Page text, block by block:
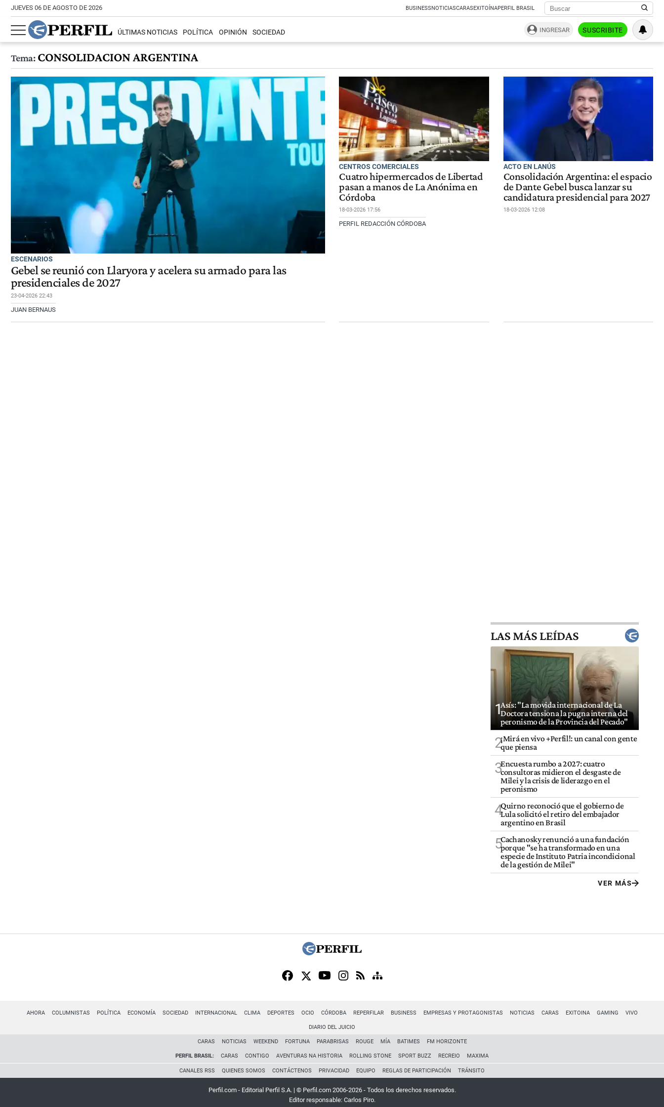
JUEVES 06 DE AGOSTO DE 2026 BUSINESSNOTICIASCARASEXITOÍNAPERFIL BRASIL
ÚLTIMAS NOTICIAS POLÍTICA OPINIÓN SOCIEDAD INGRESAR SUSCRIBITE
Tema:CONSOLIDACION ARGENTINA
ESCENARIOS
Gebel se reunió con Llaryora y acelera su armado para las
presidenciales de 2027
23-04-2026 22:43
JUAN BERNAUS
CENTROS COMERCIALES
Cuatro hipermercados de Libertad
pasan a manos de La Anónima en
Córdoba
18-03-2026 17:56
PERFIL REDACCIÓN CÓRDOBA
ACTO EN LANÚS
Consolidación Argentina: el espacio
de Dante Gebel busca lanzar su
candidatura presidencial para 2027
18-03-2026 12:08
LAS MÁS LEÍDAS
1Asís: "La movida internacional de La
Doctora tensiona la pugna interna del
peronismo de la Provincia del Pecado"
2¡Mirá en vivo +Perfil!: un canal con gente
que piensa
3Encuesta rumbo a 2027: cuatro
consultoras midieron el desgaste de
Milei y la crisis de liderazgo en el
peronismo
4Quirno reconoció que el gobierno de
Lula solicitó el retiro del embajador
argentino en Brasil
5Cachanosky renunció a una fundación
porque "se ha transformado en una
especie de Instituto Patria incondicional
de la gestión de Milei"
VER MÁS
AHORA COLUMNISTAS POLÍTICA ECONOMÍA SOCIEDAD INTERNACIONAL CLIMA DEPORTES OCIO CÓRDOBA REPERFILAR BUSINESS EMPRESAS Y PROTAGONISTAS NOTICIAS CARAS EXITOINA GAMING VIVO
DIARIO DEL JUICIO
CARAS NOTICIAS WEEKEND FORTUNA PARABRISAS ROUGE MÍA BATIMES FM HORIZONTE
PERFIL BRASIL: CARAS CONTIGO AVENTURAS NA HISTORIA ROLLING STONE SPORT BUZZ RECREIO MAXIMA
CANALES RSS QUIENES SOMOS CONTÁCTENOS PRIVACIDAD EQUIPO REGLAS DE PARTICIPACIÓN TRÁNSITO
Perfil.com - Editorial Perfil S.A. | © Perfil.com 2006-2026 - Todos los derechos reservados.
Editor responsable: Carlos Piro.